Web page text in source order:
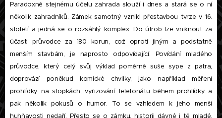
Paradoxně stejnému účelu zahrada slouží i dnes a stará se o ní
několik zahradníků. Zámek samotný vznikl přestavbou tvrze v 16.
století a jedná se o rozsáhlý komplex. Do útrob lze vniknout za
účasti průvodce za 180 korun, což oproti jiným a podstatně
menším stavbám, je naprosto odpovídající. Povídání mladého
průvodce, který celý svůj výklad poměrně suše sype z patra,
doprovází poněkud komické chvilky, jako například měření
prohlídky na stopkách, vyřizování telefonátu během prohlídky a
pak několik pokusů o humor. To se vzhledem k jeho menší
huhňavosti nedaří. Přesto se o zámku, historii dávné i té mladé,